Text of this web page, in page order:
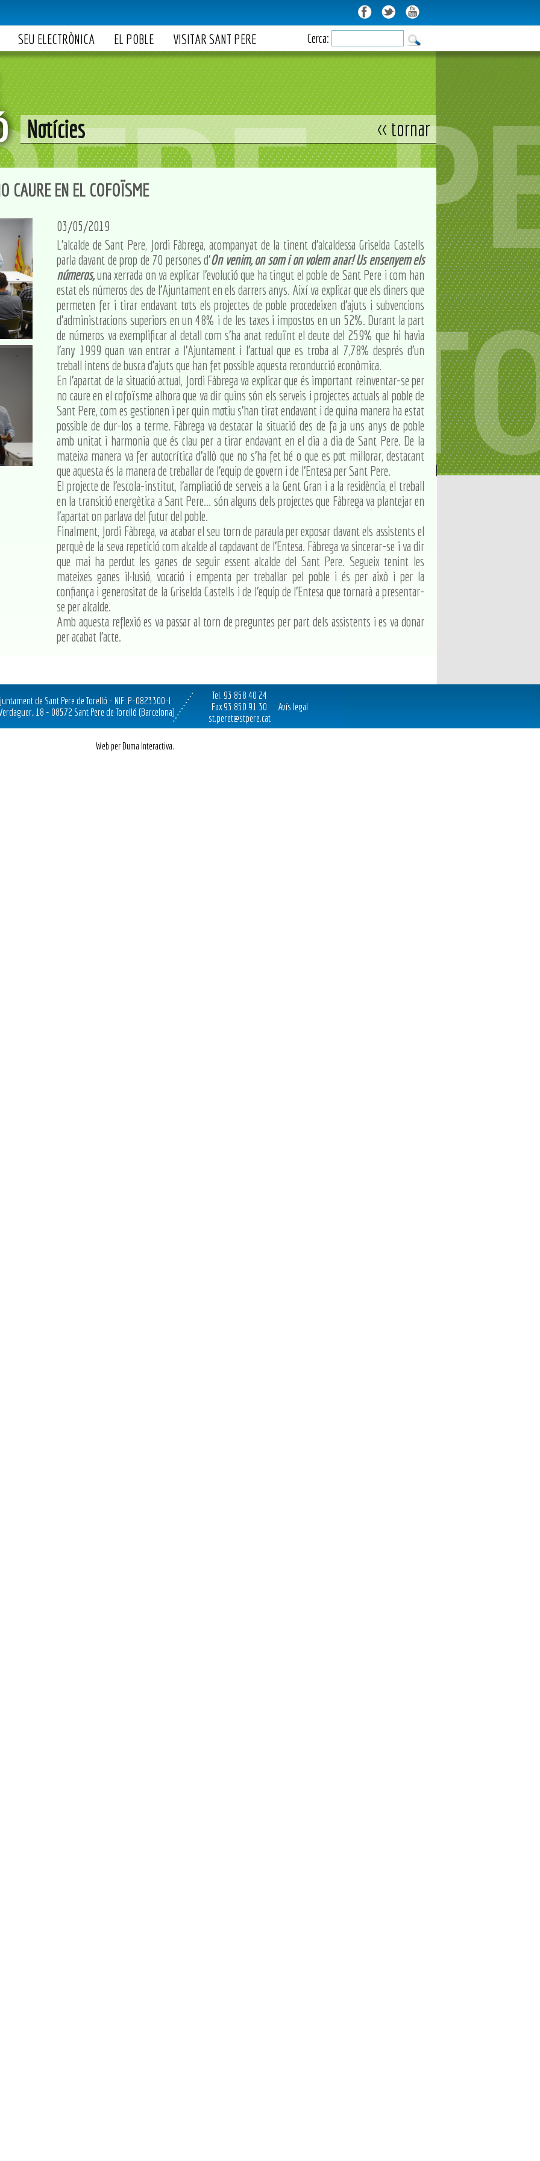
SEU ELECTRÒNICA EL POBLE VISITAR SANT PERE Cerca:
Notícies << tornar
CAURE EN EL COFOÏSME
03/05/2019
L'alcalde de Sant Pere, Jordi Fàbrega, acompanyat de la tinent d'alcaldessa Griselda Castells
parla davant de prop de 70 persones d'On venim, on som i on volem anar! Us ensenyem els
números,una xerrada on va explicar l'evolució que ha tingut el poble de Sant Pere i com han
estat els números des de l'Ajuntament en els darrers anys. Així va explicar que els diners que
permeten fer i tirar endavant tots els projectes de poble procedeixen d'ajuts i subvencions
d'administracions superiors en un 48% i de les taxes i impostos en un 52%. Durant la part
de números va exemplificar al detall com s'ha anat reduïnt el deute del 259% que hi havia
l'any 1999 quan van entrar a l'Ajuntament i l'actual que es troba al 7,78% després d'un
treball intens de busca d'ajuts que han fet possible aquesta reconducció econòmica.
En l'apartat de la situació actual, Jordi Fàbrega va explicar que és important reinventar-se per
no caure en el cofoïsme alhora que va dir quins són els serveis i projectes actuals al poble de
Sant Pere, com es gestionen i per quin motiu s'han tirat endavant i de quina manera ha estat
possible de dur-los a terme. Fàbrega va destacar la situació des de fa ja uns anys de poble
amb unitat i harmonia que és clau per a tirar endavant en el dia a dia de Sant Pere. De la
mateixa manera va fer autocrítica d'allò que no s'ha fet bé o que es pot millorar, destacant
que aquesta és la manera de treballar de l'equip de govern i de l'Entesa per Sant Pere.
El projecte de l'escola-institut, l'ampliació de serveis a la Gent Gran i a la residència, el treball
en la transició energètica a Sant Pere... són alguns dels projectes que Fàbrega va plantejar en
l'apartat on parlava del futur del poble.
Finalment, Jordi Fàbrega, va acabar el seu torn de paraula per exposar davant els assistents el
perquè de la seva repetició com alcalde al capdavant de l'Entesa. Fàbrega va sincerar-se i va dir
que mai ha perdut les ganes de seguir essent alcalde del Sant Pere. Segueix tenint les
mateixes ganes il·lusió, vocació i empenta per treballar pel poble i és per això i per la
confiança i generositat de la Griselda Castells i de l'equip de l'Entesa que tornarà a presentar-
se per alcalde.
Amb aquesta reflexió es va passar al torn de preguntes per part dels assistents i es va donar
per acabat l'acte.
de Sant Pere de Torelló - NIF: P-0823300-I
18 - 08572 Sant Pere de Torelló (Barcelona)
Tel. 93 858 40 24
Fax 93 850 91 30
st.peret@stpere.cat
Avís legal
Web per Duma Interactiva.